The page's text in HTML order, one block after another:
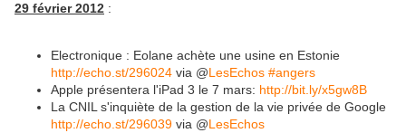
29 février 2012 :
Electronique : Eolane achète une usine en Estonie
http://echo.st/296024 via @LesEchos #angers
Apple présentera l'iPad 3 le 7 mars: http://bit.ly/x5gw8B
La CNIL s'inquiète de la gestion de la vie privée de Google
http://echo.st/296039 via @LesEchos